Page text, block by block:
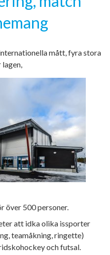
mått, fyra stora
över 500 personer.
att idka olika issporter
teamåkning, ringette)
och futsal.